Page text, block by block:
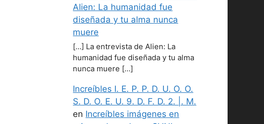
Alien: La humanidad fue
diseñada y tu alma nunca
muere
[…] La entrevista de Alien: La
humanidad fue diseñada y tu alma
nunca muere […]
Increíbles I. E. P. P. D. U. O. O.
S. D. O. E. U. 9. D. F. D. 2. |. M.
en Increíbles imágenes en